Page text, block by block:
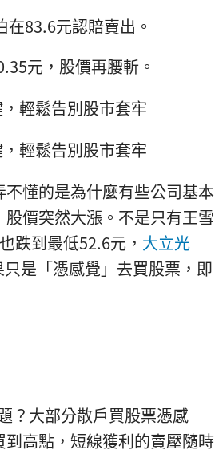
83.6元認賠賣出。
元，股價再腰斬。
懂的是為什麼有些公司基本
價突然大漲。不是只有王雪
跌到最低52.6元， 大立光
是「憑感覺」去買股票，即
？大部分散戶買股票憑感
高點，短線獲利的賣壓隨時